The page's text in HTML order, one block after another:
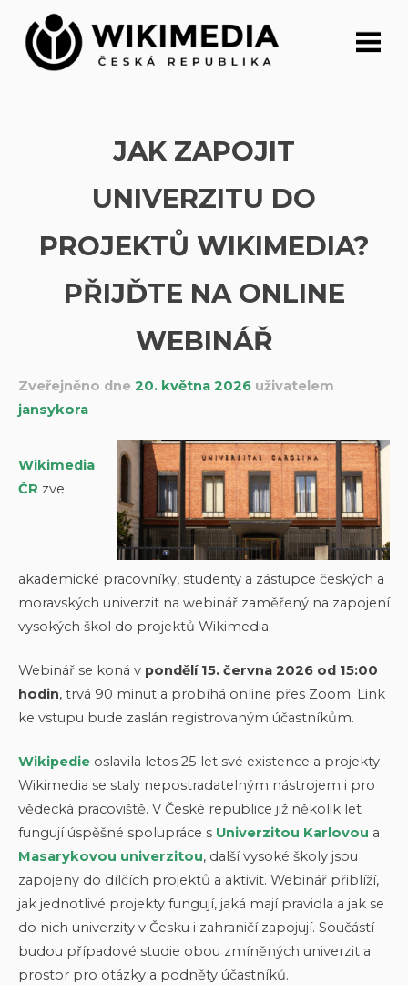
Přeskočit
obsah
JAK ZAPOJIT
UNIVERZITU DO
PROJEKTŮ WIKIMEDIA?
PŘIJĎTE NA ONLINE
WEBINÁŘ
Zveřejněno dne 20. května 2026 uživatelem
jansykora
Wikimedia
ČR zve
akademické pracovníky, studenty a zástupce českých a
moravských univerzit na webinář zaměřený na zapojení
vysokých škol do projektů Wikimedia.
Webinář se koná v pondělí 15. června 2026 od 15:00
hodin, trvá 90 minut a probíhá online přes Zoom. Link
ke vstupu bude zaslán registrovaným účastníkům.
Wikipedie oslavila letos 25 let své existence a projekty
Wikimedia se staly nepostradatelným nástrojem i pro
vědecká pracoviště. V České republice již několik let
fungují úspěšné spolupráce s Univerzitou Karlovou a
Masarykovou univerzitou, další vysoké školy jsou
zapojeny do dílčích projektů a aktivit. Webinář přiblíží,
jak jednotlivé projekty fungují, jaká mají pravidla a jak se
do nich univerzity v Česku i zahraničí zapojují. Součástí
budou případové studie obou zmíněných univerzit a
prostor pro otázky a podněty účastníků.